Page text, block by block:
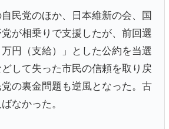
民党のほか、日本維新の会、国
が相乗りで支援したが、前回選
円（支給）」とした公約を当選
して失った市民の信頼を取り戻
の裏金問題も逆風となった。古
なかった。